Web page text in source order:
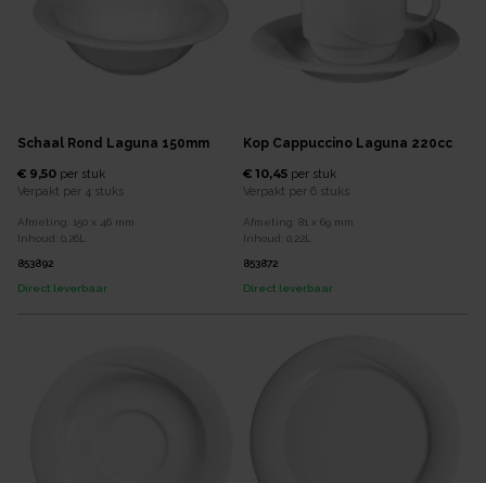
Schaal Rond Laguna 150mm
€ 9,50 per stuk
Verpakt per 4 stuks
Afmeting: 150 x 46 mm
Inhoud: 0,26L
853892
Direct leverbaar
Kop Cappuccino Laguna 220cc
€ 10,45 per stuk
Verpakt per 6 stuks
Afmeting: 81 x 69 mm
Inhoud: 0,22L
853872
Direct leverbaar